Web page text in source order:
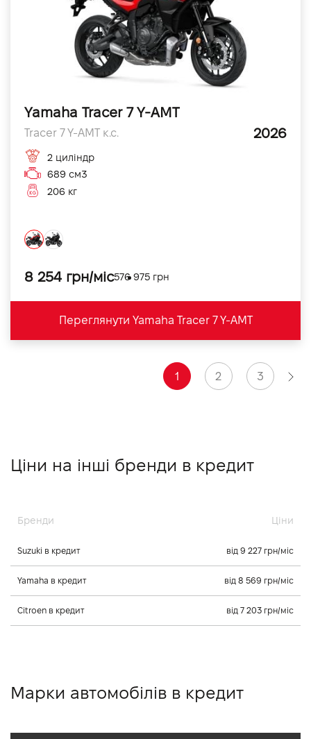
Yamaha Tracer 7 Y-AMT
Tracer 7 Y-AMT к.с. 2026
2 циліндр
689 см3
206 кг
8 254 грн/міс576 975 грн
Переглянути Yamaha Tracer 7 Y-AMT
1 2 3
Ціни на інші бренди в кредит
Бренди Ціни
Suzuki в кредит від 9 227 грн/міс
Yamaha в кредит від 8 569 грн/міс
Citroen в кредит від 7 203 грн/міс
Марки автомобілів в кредит